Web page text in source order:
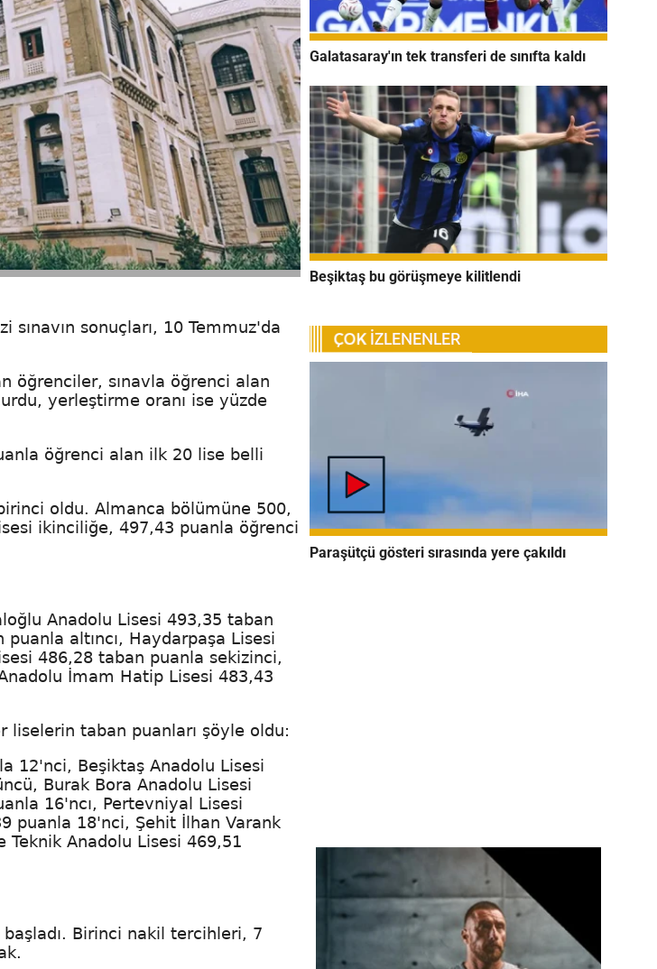
sonuçları, 10 Temmuz'da
öğrenciler, sınavla öğrenci alan
yerleştirme oranı ise yüzde
öğrenci alan ilk 20 lise belli
oldu. Almanca bölümüne 500,
ikinciliğe, 497,43 puanla öğrenci
Anadolu Lisesi 493,35 taban
altıncı, Haydarpaşa Lisesi
486,28 taban puanla sekizinci,
İmam Hatip Lisesi 483,43
taban puanları şöyle oldu:
12'nci, Beşiktaş Anadolu Lisesi
Burak Bora Anadolu Lisesi
16'ncı, Pertevniyal Lisesi
puanla 18'nci, Şehit İlhan Varank
Teknik Anadolu Lisesi 469,51
Birinci nakil tercihleri, 7
Galatasaray'ın tek transferi de sınıfta kaldı
Beşiktaş bu görüşmeye kilitlendi
Paraşütçü gösteri sırasında yere çakıldı